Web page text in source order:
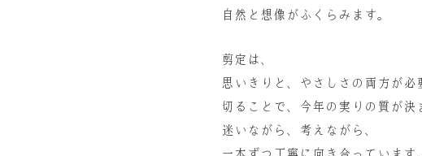
自然と想像がふくらみます。
剪定は、
思いきりと、やさしさの両方が必
切ることで、今年の実りの質が決
迷いながら、考えながら、